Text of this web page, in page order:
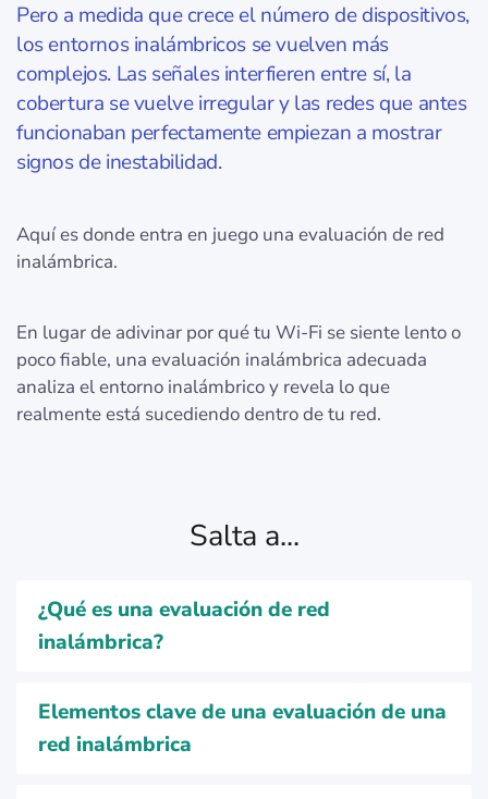
Pero a medida que crece el número de dispositivos,
los entornos inalámbricos se vuelven más
complejos. Las señales interfieren entre sí, la
cobertura se vuelve irregular y las redes que antes
funcionaban perfectamente empiezan a mostrar
signos de inestabilidad.
Aquí es donde entra en juego una evaluación de red
inalámbrica.
En lugar de adivinar por qué tu Wi‑Fi se siente lento o
poco fiable, una evaluación inalámbrica adecuada
analiza el entorno inalámbrico y revela lo que
realmente está sucediendo dentro de tu red.
Salta a...
¿Qué es una evaluación de red
inalámbrica?
Elementos clave de una evaluación de una
red inalámbrica